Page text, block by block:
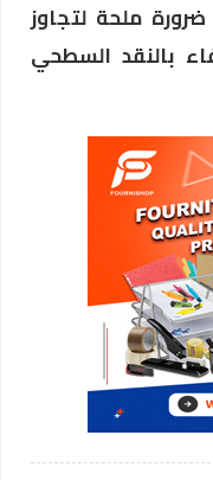
ملحة لتجاوز
بالنقد السطحي